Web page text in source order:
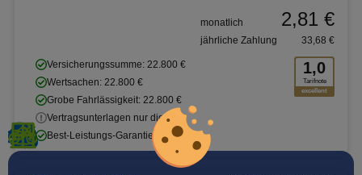
1,0
Tarifnote
excellent
Versicherungssumme: 22.800 €
Wertsachen: 22.800 €
Grobe Fahrlässigkeit: 22.800 €
Vertragsunterlagen nur digital
Best-Leistungs-Garantie
monatlich 2,81 €
jährliche Zahlung 33,68 €